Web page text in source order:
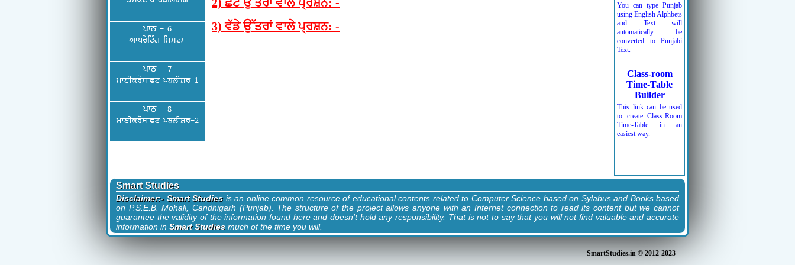
ਪਾਠ - 6
AwpryitMg isstm
ਪਾਠ - 7
mweIkroswPt pblISr-1
ਪਾਠ - 8
mweIkroswPt pblISr-2
3) ਵੱਡੇ ਉੱਤਰਾਂ ਵਾਲੇ ਪ੍ਰਸ਼ਨ: -
You can type Punjab
using English Alphbets
and Text will
automatically be
converted to Punjabi
Text.
Class-room
Time-Table
Builder
This link can be used
to create Class-Room
Time-Table in an
easiest way.
Smart Studies
Disclaimer:- Smart Studiesis an online common resource of educational contents related to Computer Science based on Sylabus and Books based
on P.S.E.B. Mohali, Candhigarh (Punjab). The structure of the project allows anyone with an Internet connection to read its content but we cannot
guarantee the validity of the information found here and doesn't hold any responsibility. That is not to say that you will not find valuable and accurate
information in Smart Studiesmuch of the time you will.
SmartStudies.in © 2012-2023